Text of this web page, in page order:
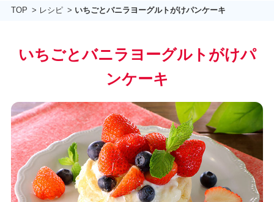
る
採用情報
TOP レシピ いちごとバニラヨーグルトがけパンケーキ
いちごとバニラヨーグルトがけパ
ンケーキ